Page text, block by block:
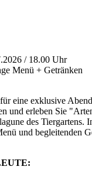
/ 18.00 Uhr
Menü + Getränken
eine exklusive
und erleben Sie
des Tiergartens.
und begleitenden